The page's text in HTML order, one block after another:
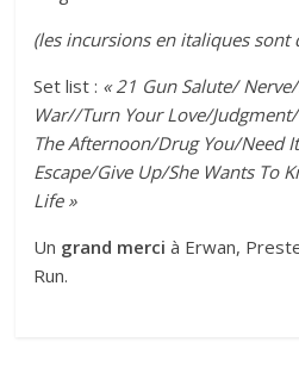
(les incursions en italiques sont
Set list : « 21 Gun Salute/
War//Turn Your Love/
The Afternoon/Drug You/Need
Escape/Give Up/She Wants To
Life »
Un grand merci à Erwan,
Run.